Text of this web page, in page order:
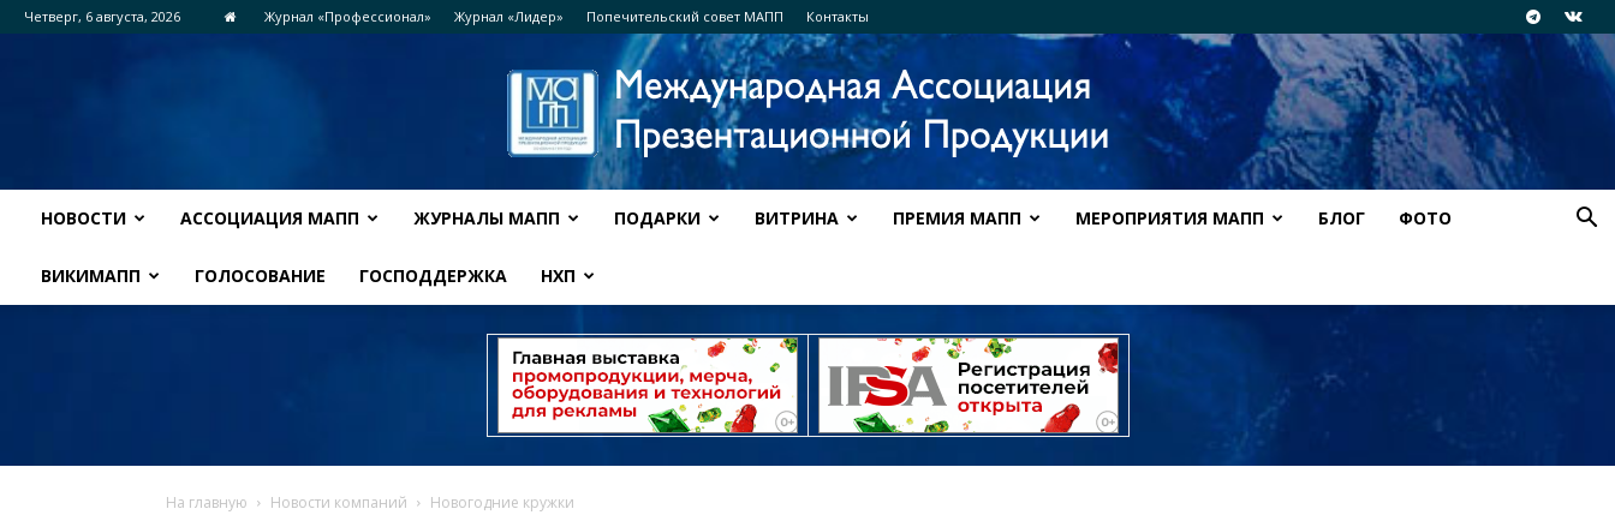
Четверг, 6 августа, 2026 Журнал «Профессионал» Журнал «Лидер» Попечительский совет МАПП Контакты
НОВОСТИ АССОЦИАЦИЯ МАПП ЖУРНАЛЫ МАПП ПОДАРКИ ВИТРИНА ПРЕМИЯ МАПП МЕРОПРИЯТИЯ МАПП БЛОГ ФОТО
ВИКИМАПП ГОЛОСОВАНИЕ ГОСПОДДЕРЖКА НХП
На главную Новости компаний Новогодние кружки